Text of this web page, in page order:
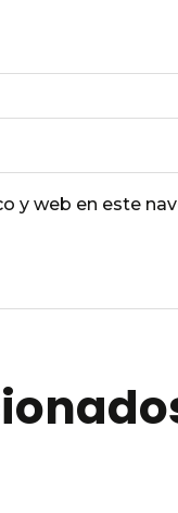
y web en este